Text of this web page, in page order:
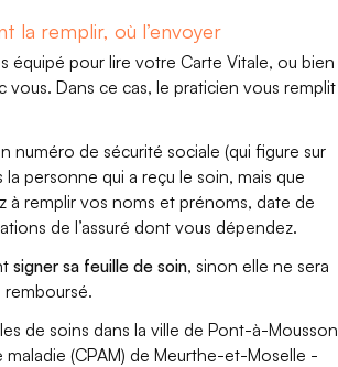
la remplir, où l’envoyer
équipé pour lire votre Carte Vitale, ou bien
vous. Dans ce cas, le praticien vous remplit
numéro de sécurité sociale (qui figure sur
personne qui a reçu le soin, mais que
à remplir vos noms et prénoms, date de
de l’assuré dont vous dépendez.
signer sa feuille de soin, sinon elle ne sera
remboursé.
de soins dans la ville de Pont-à-Mousson
maladie (CPAM) de Meurthe-et-Moselle -